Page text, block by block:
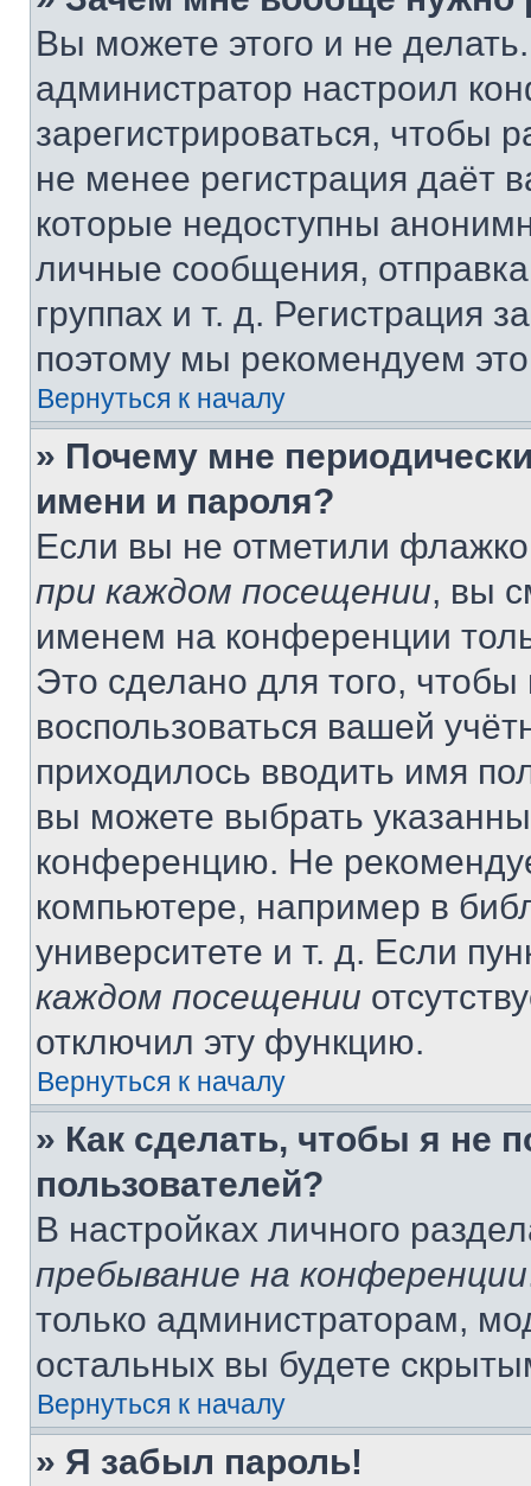
Вы можете этого и не
администратор настроил
зарегистрироваться, чтобы
не менее регистрация даёт
которые недоступны
личные сообщения,
группах и т. д. Регистрация
поэтому мы рекомендуем
Вернуться к началу
» Почему мне
имени и пароля?
Если вы не отметили
при каждом посещении, вы
именем на конференции
Это сделано для того, чтобы
воспользоваться вашей
приходилось вводить имя
вы можете выбрать
конференцию. Не
компьютере, например в
университете и т. д. Если
каждом посещении
отключил эту функцию.
Вернуться к началу
» Как сделать, чтобы я не
пользователей?
В настройках личного
пребывание на конференции
только администраторам,
остальных вы будете
Вернуться к началу
» Я забыл пароль!